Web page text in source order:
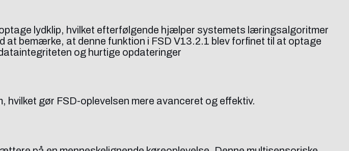
lydklip, hvilket efterfølgende hjælper systemets læringsalgoritmer
bemærke, at denne funktion i FSD V13.2.1 blev forfinet til at optage
og hurtige opdateringer
gør FSD-oplevelsen mere avanceret og effektiv.